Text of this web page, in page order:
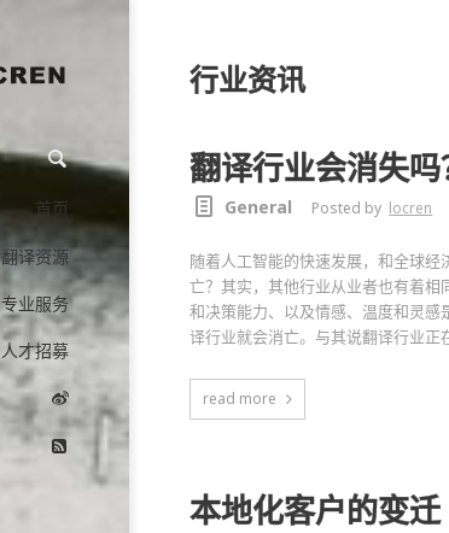
首页
翻译资源
专业服务
人才招募
行业资讯
翻译行业会消失吗
General Posted by locren
随着人工智能的快速发展，和全球
亡？其实，其他行业从业者也有着
和决策能力、以及情感、温度和灵
译行业就会消亡。与其说翻译行业正
read more
本地化客户的变迁